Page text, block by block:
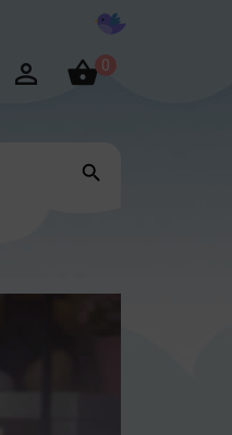
 0
